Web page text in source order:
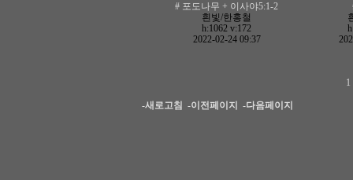
# 포도나무 + 이사야5:1-2
흰빛/한홍철
h:1062 v:172
2022-02-24 09:37
-새로고침 -이전페이지 -다음페이지